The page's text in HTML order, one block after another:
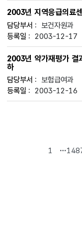
2003년 지역응급의료
보건자원과
2003-12-17
2003년 약가재평가
하
보험급여과
2003-12-16
1